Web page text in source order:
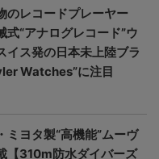
のレコードプレーヤー
式“アナログレコード”ウ
イス発の日本未上陸ブラ
Watches”に注目
ミヨタ製“高機能”ムーヴ
【310m防水ダイバーズ